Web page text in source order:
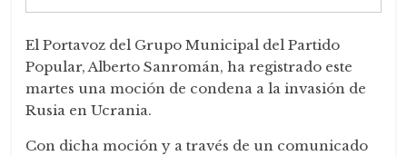
El Portavoz del Grupo Municipal del Partido
Popular, Alberto Sanromán, ha registrado este
martes una moción de condena a la invasión de
Rusia en Ucrania.
Con dicha moción y a través de un comunicado